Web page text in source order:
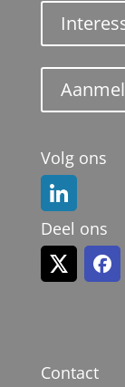
Volg ons
Deel ons
Contact